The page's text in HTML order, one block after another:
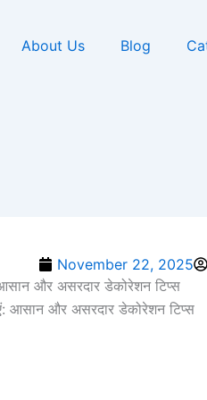
About Us Blog
November 22, 2025
और असरदार डेकोरेशन टिप्स